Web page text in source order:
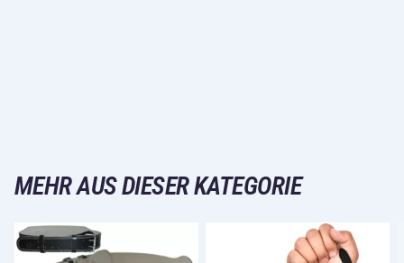
MEHR AUS DIESER KATEGORIE